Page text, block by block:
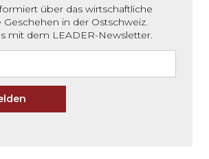
über das wirtschaftliche
in der Ostschweiz.
mit dem LEADER-Newsletter.